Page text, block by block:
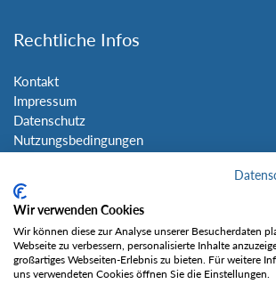
Rechtliche Infos
Kontakt
Impressum
Datenschutz
Nutzungsbedingungen
Social Media
Wir verwenden Cookies
Wir können diese zur Analyse unserer Besucherdaten
Webseite zu verbessern, personalisierte Inhalte
großartiges Webseiten-Erlebnis zu bieten. Für weitere
uns verwendeten Cookies öffnen Sie die Einstellungen.